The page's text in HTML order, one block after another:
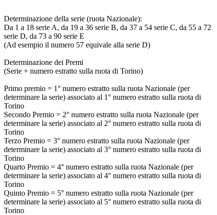
Determinazione della serie (ruota Nazionale):
Da 1 a 18 serie A, da 19 a 36 serie B, da 37 a 54 serie C, da 55 a 72
serie D, da 73 a 90 serie E
(Ad esempio il numero 57 equivale alla serie D)
Determinazione dei Premi
(Serie + numero estratto sulla ruota di Torino)
Primo premio = 1° numero estratto sulla ruota Nazionale (per
determinare la serie) associato al 1° numero estratto sulla ruota di
Torino
Secondo Premio = 2° numero estratto sulla ruota Nazionale (per
determinare la serie) associato al 2° numero estratto sulla ruota di
Torino
Terzo Premio = 3° numero estratto sulla ruota Nazionale (per
determinare la serie) associato al 3° numero estratto sulla ruota di
Torino
Quarto Premio = 4° numero estratto sulla ruota Nazionale (per
determinare la serie) associato al 4° numero estratto sulla ruota di
Torino
Quinto Premio = 5° numero estratto sulla ruota Nazionale (per
determinare la serie) associato al 5° numero estratto sulla ruota di
Torino